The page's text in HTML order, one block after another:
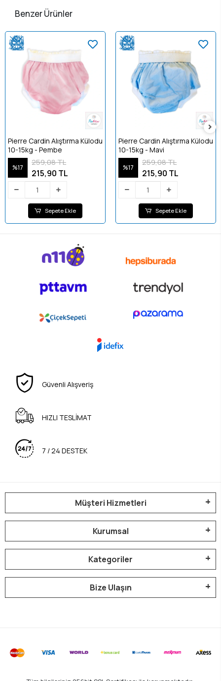
Benzer Ürünler
Pierre Cardin Alıştırma Külodu
10-15kg - Pembe
%17
259,08 TL
215,90 TL
Sepete Ekle
Pierre Cardin Alıştırma Külodu
10-15kg - Mavi
%17
259,08 TL
215,90 TL
Sepete Ekle
Güvenli Alışveriş
HIZLI TESLİMAT
7 / 24 DESTEK
Müşteri Hizmetleri
Kurumsal
Kategoriler
Bize Ulaşın